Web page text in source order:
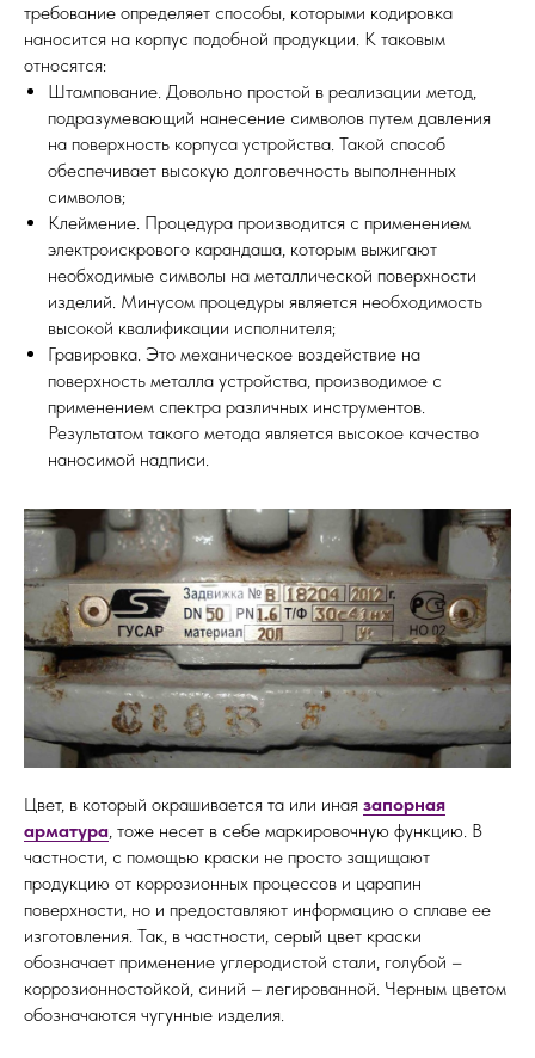
требование определяет способы, которыми кодировка
наносится на корпус подобной продукции. К таковым
относятся:
Штампование. Довольно простой в реализации метод,
подразумевающий нанесение символов путем давления
на поверхность корпуса устройства. Такой способ
обеспечивает высокую долговечность выполненных
символов;
Клеймение. Процедура производится с применением
электроискрового карандаша, которым выжигают
необходимые символы на металлической поверхности
изделий. Минусом процедуры является необходимость
высокой квалификации исполнителя;
Гравировка. Это механическое воздействие на
поверхность металла устройства, производимое с
применением спектра различных инструментов.
Результатом такого метода является высокое качество
наносимой надписи.
Цвет, в который окрашивается та или иная запорная
арматура , тоже несет в себе маркировочную функцию. В
частности, с помощью краски не просто защищают
продукцию от коррозионных процессов и царапин
поверхности, но и предоставляют информацию о сплаве ее
изготовления. Так, в частности, серый цвет краски
обозначает применение углеродистой стали, голубой –
коррозионностойкой, синий – легированной. Черным цветом
обозначаются чугунные изделия.